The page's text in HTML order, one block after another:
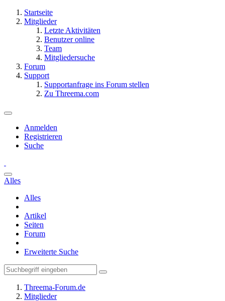
Startseite
Mitglieder
Letzte Aktivitäten
Benutzer online
Team
Mitgliedersuche
Forum
Support
Supportanfrage ins Forum stellen
Zu Threema.com
Anmelden
Registrieren
Suche
Alles
Alles
Artikel
Seiten
Forum
Erweiterte Suche
Threema-Forum.de
Mitglieder